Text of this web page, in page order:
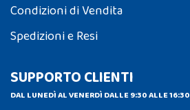
Condizioni di Vendita
Spedizioni e Resi
SUPPORTO CLIENTI
DAL LUNEDÌ AL VENERDÌ DALLE 9:30 ALLE 16:30